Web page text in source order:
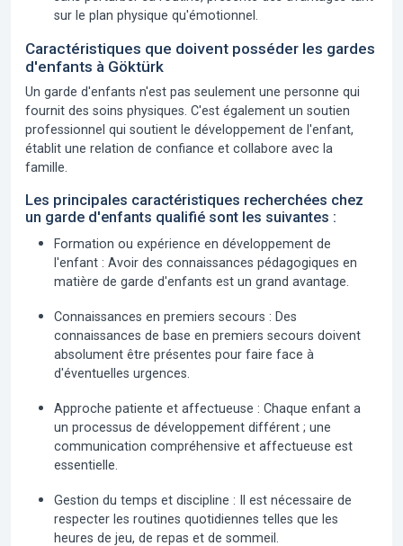
sur le plan physique qu'émotionnel.
Caractéristiques que doivent posséder les gardes
d'enfants à Göktürk
Un garde d'enfants n'est pas seulement une personne qui
fournit des soins physiques. C'est également un soutien
professionnel qui soutient le développement de l'enfant,
établit une relation de confiance et collabore avec la
famille.
Les principales caractéristiques recherchées chez
un garde d'enfants qualifié sont les suivantes :
Formation ou expérience en développement de
l'enfant : Avoir des connaissances pédagogiques en
matière de garde d'enfants est un grand avantage.
Connaissances en premiers secours : Des
connaissances de base en premiers secours doivent
absolument être présentes pour faire face à
d'éventuelles urgences.
Approche patiente et affectueuse : Chaque enfant a
un processus de développement différent ; une
communication compréhensive et affectueuse est
essentielle.
Gestion du temps et discipline : Il est nécessaire de
respecter les routines quotidiennes telles que les
heures de jeu, de repas et de sommeil.